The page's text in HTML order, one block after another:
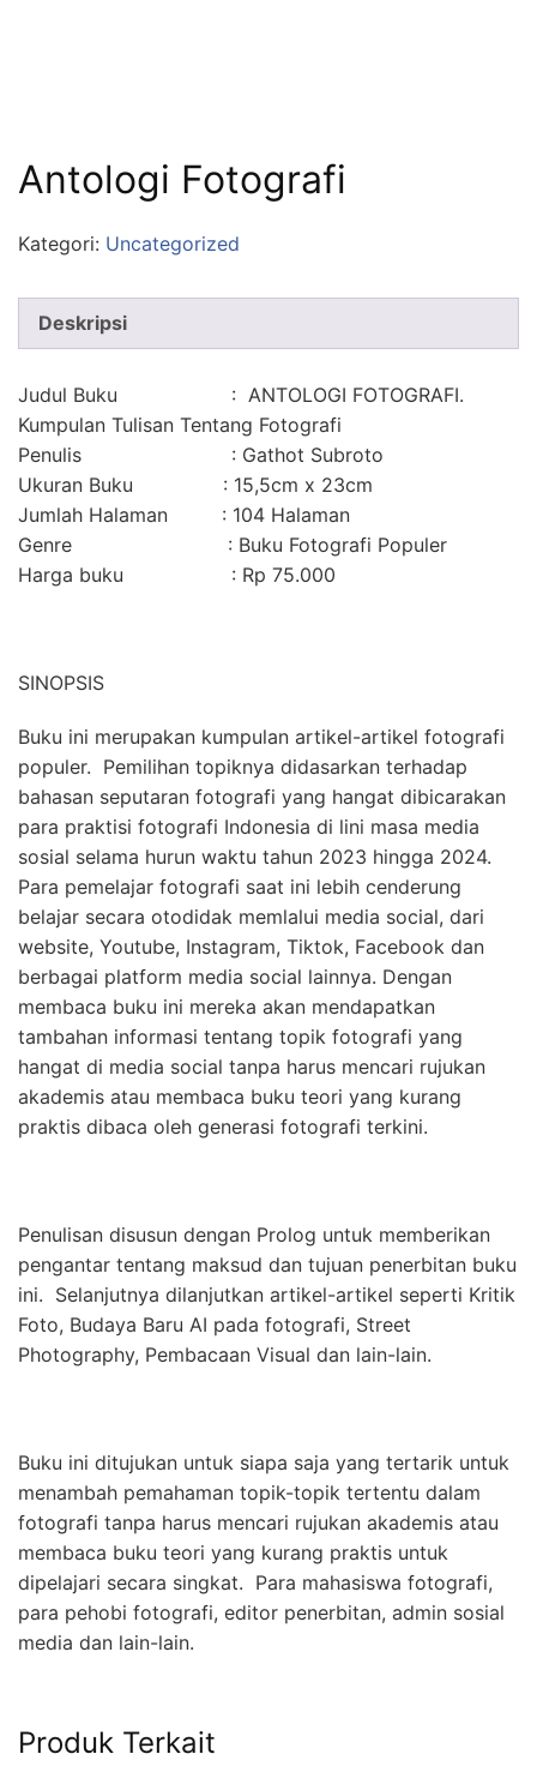
Antologi Fotografi
Kategori: Uncategorized
Deskripsi
Judul Buku : ANTOLOGI FOTOGRAFI.
Kumpulan Tulisan Tentang Fotografi
Penulis : Gathot Subroto
Ukuran Buku : 15,5cm x 23cm
Jumlah Halaman : 104 Halaman
Genre : Buku Fotografi Populer
Harga buku : Rp 75.000
SINOPSIS
Buku ini merupakan kumpulan artikel-artikel fotografi
populer. Pemilihan topiknya didasarkan terhadap
bahasan seputaran fotografi yang hangat dibicarakan
para praktisi fotografi Indonesia di lini masa media
sosial selama hurun waktu tahun 2023 hingga 2024.
Para pemelajar fotografi saat ini lebih cenderung
belajar secara otodidak memlalui media social, dari
website, Youtube, Instagram, Tiktok, Facebook dan
berbagai platform media social lainnya. Dengan
membaca buku ini mereka akan mendapatkan
tambahan informasi tentang topik fotografi yang
hangat di media social tanpa harus mencari rujukan
akademis atau membaca buku teori yang kurang
praktis dibaca oleh generasi fotografi terkini.
Penulisan disusun dengan Prolog untuk memberikan
pengantar tentang maksud dan tujuan penerbitan buku
ini. Selanjutnya dilanjutkan artikel-artikel seperti Kritik
Foto, Budaya Baru AI pada fotografi, Street
Photography, Pembacaan Visual dan lain-lain.
Buku ini ditujukan untuk siapa saja yang tertarik untuk
menambah pemahaman topik-topik tertentu dalam
fotografi tanpa harus mencari rujukan akademis atau
membaca buku teori yang kurang praktis untuk
dipelajari secara singkat. Para mahasiswa fotografi,
para pehobi fotografi, editor penerbitan, admin sosial
media dan lain-lain.
Produk Terkait